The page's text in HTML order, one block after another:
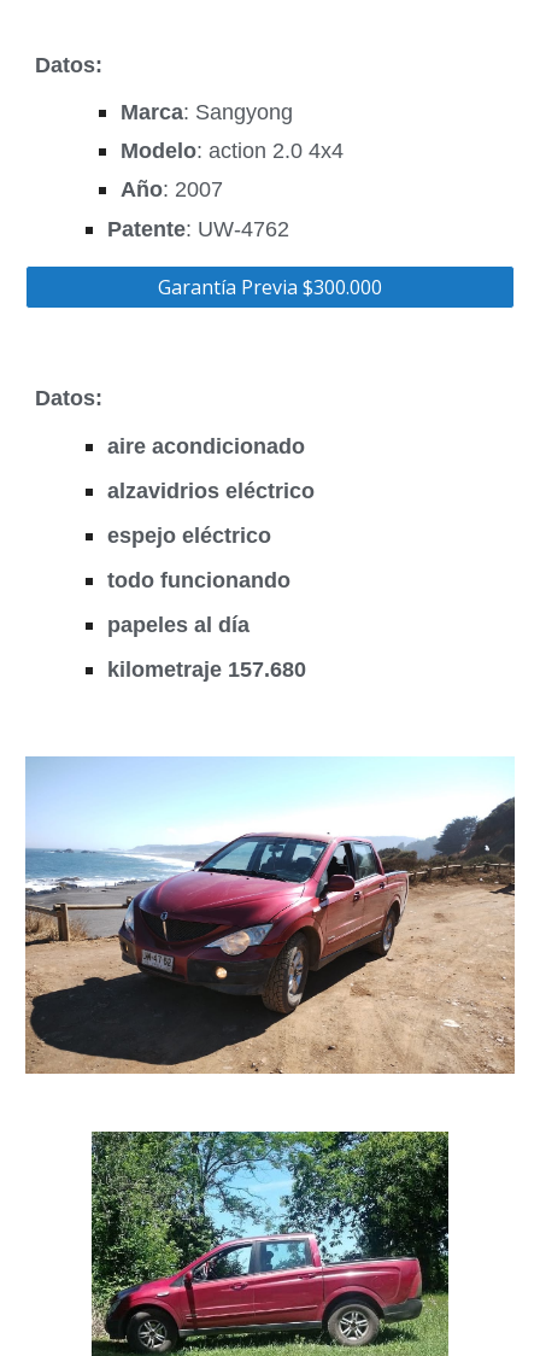
Datos:
Marca: Sangyong
Modelo: action 2.0 4x4
Año: 2007
Patente: UW-4762
Garantía Previa $300.000
Datos:
aire acondicionado
alzavidrios eléctrico
espejo eléctrico
todo funcionando
papeles al día
kilometraje 157.680